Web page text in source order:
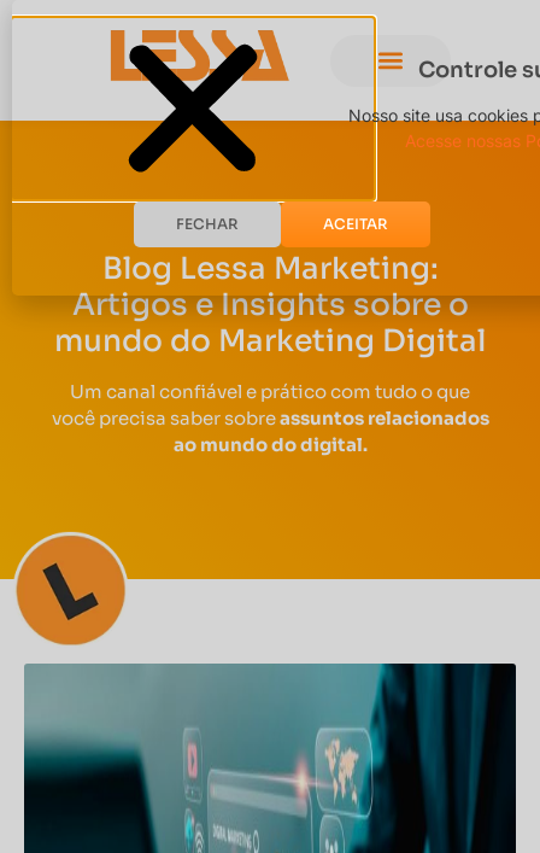
Blog Lessa Marketing:
Artigos e Insights sobre o
mundo do Marketing Digital
Um canal confiável e prático com tudo o que
você precisa saber sobreassuntos relacionados
ao mundo do digital.
Controle
Nosso site usa cookies
Acesse nossas
FECHAR ACEITAR